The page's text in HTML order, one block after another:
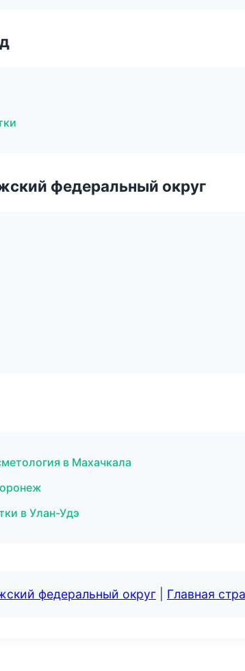
федеральный округ
в Махачкала
в Улан-Удэ
федеральный округ Главная